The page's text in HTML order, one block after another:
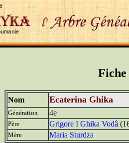
Nom Ecaterina Ghika
Génération 4e
Père Grigore I Ghika Vodâ
Mère
Maria Sturdza